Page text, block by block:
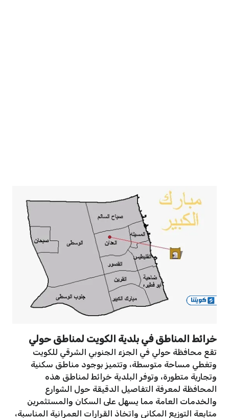
خرائط المناطق في بلدية الكويت لمناطق حولي
تقع محافظة حولي في الجزء الجنوبي الشرقي للكويت
وتغطي مساحة متوسطة، وتتميز بوجود مناطق سكنية
وتجارية متطورة، وتوفر البلدية خرائط لمناطق هذه
المحافظة لمعرفة التفاصيل الدقيقة حول الشوارع
والخدمات العامة مما يسهل على السكان والمستثمرين
متابعة التوزيع المكاني واتخاذ القرارات العمرانية المناسبة،